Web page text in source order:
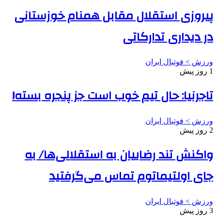
پیروزی استقلال مقابل همنام خوزستانی
در دیداری تدارکاتی
ورزش > فوتبال ایران
1 روز پیش
تاجرنیا: حال تیم خوب است جز پنجره بسته!
ورزش > فوتبال ایران
2 روز پیش
واکنش تند رضاییان به استقلالی‌ها/ به
جای اولتیماتوم تماس می‌گرفتید
ورزش > فوتبال ایران
3 روز پیش